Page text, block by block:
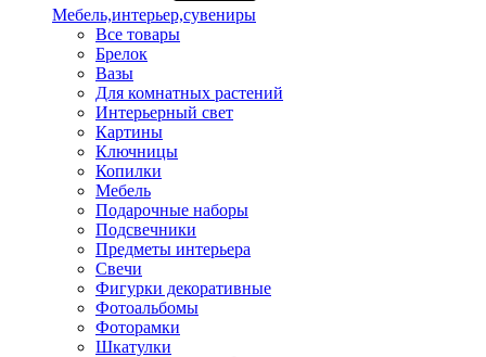
Мебель,интерьер,сувениры
Все товары
Брелок
Вазы
Для комнатных растений
Интерьерный свет
Картины
Ключницы
Копилки
Мебель
Подарочные наборы
Подсвечники
Предметы интерьера
Свечи
Фигурки декоративные
Фотоальбомы
Фоторамки
Шкатулки